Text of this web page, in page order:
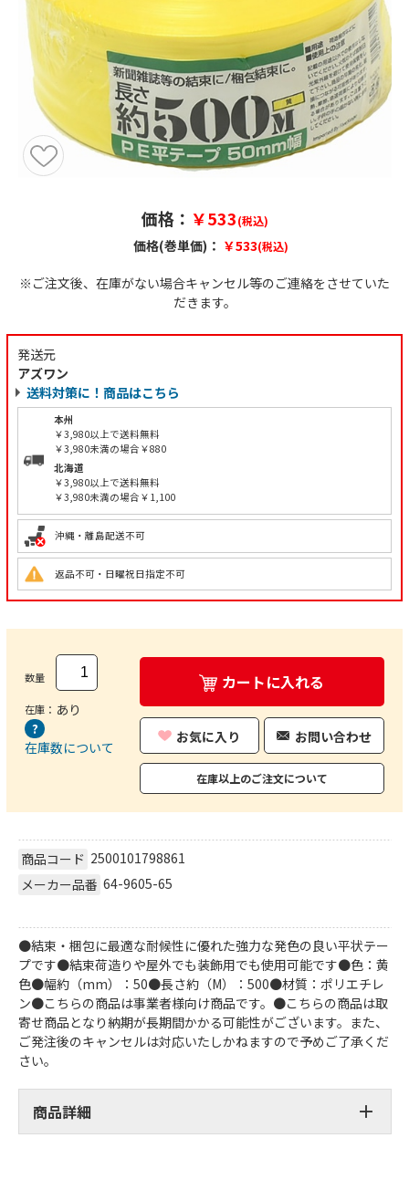
価格： ￥533(税込)
価格(巻単価)： ￥533(税込)
※ご注文後、在庫がない場合キャンセル等のご連絡をさせていた
だきます。
発送元
アズワン
送料対策に！商品はこちら
本州
￥3,980以上で送料無料
￥3,980未満の場合￥880
北海道
￥3,980以上で送料無料
￥3,980未満の場合￥1,100
沖縄・離島配送不可
返品不可・日曜祝日指定不可
数量
在庫： あり
在庫数について
カートに入れる
お気に入り お問い合わせ
在庫以上のご注文について
商品コード 2500101798861
メーカー品番 64-9605-65
●結束・梱包に最適な耐候性に優れた強力な発色の良い平状テー
プです●結束荷造りや屋外でも装飾用でも使用可能です●色：黄
色●幅約（mm）：50●長さ約（M）：500●材質：ポリエチレ
ン●こちらの商品は事業者様向け商品です。●こちらの商品は取
寄せ商品となり納期が長期間かかる可能性がございます。また、
ご発注後のキャンセルは対応いたしかねますので予めご了承くだ
さい。
商品詳細